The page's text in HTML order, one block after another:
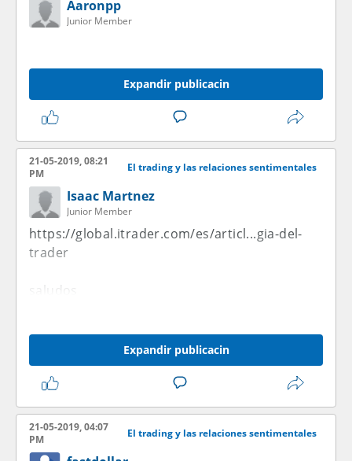
Aaronpp
Junior Member
Expandir publicacin
21-05-2019, 08:21
PM
El trading y las relaciones sentimentales
Isaac Martnez
Junior Member
https://global.itrader.com/es/articl...gia-del-
trader
saludos
Expandir publicacin
21-05-2019, 04:07
PM
El trading y las relaciones sentimentales